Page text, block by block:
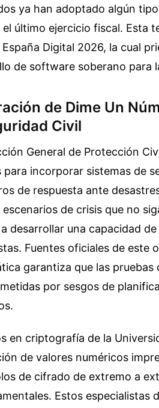
ya han adoptado algún
último ejercicio fiscal. Esta
España Digital 2026, la cual
de software soberano para
de Dime Un
Civil
General de Protección
para incorporar sistemas de
de respuesta ante
escenarios de crisis que no
desarrollar una capacidad
Fuentes oficiales de este
garantiza que las
por sesgos de
en criptografía de la
de valores numéricos
de cifrado de extremo a
Estos especialistas